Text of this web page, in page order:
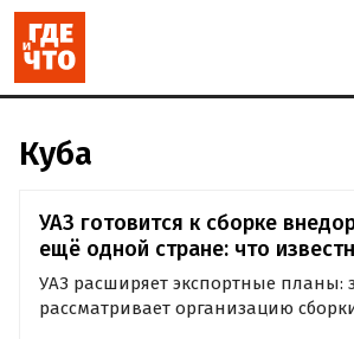
Куба
УАЗ готовится к сборке
ещё одной стране: что
УАЗ расширяет экспортные планы:
рассматривает организацию